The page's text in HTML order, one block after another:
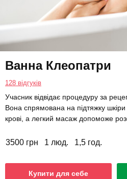
Ванна Клеопатри
128 відгуків
Учасник відвідає процедуру за
Вона спрямована на підтяжку
крові, а легкий масаж допоможе
3500 грн 1 люд. 1,5 год.
Купити для себе